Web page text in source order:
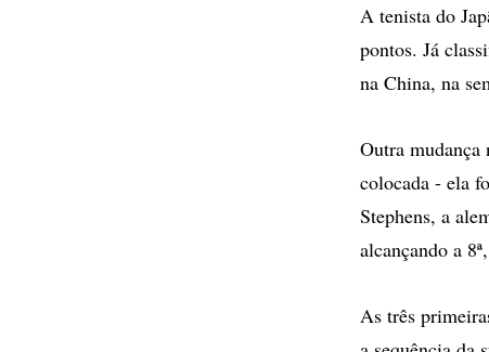
A tenista do
pontos. Já
na China, na
Outra mudança
colocada - ela
Stephens, a
alcançando a
As três